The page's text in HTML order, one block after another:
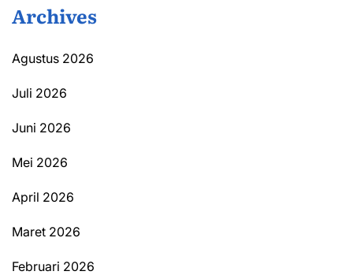
Archives
Agustus 2026
Juli 2026
Juni 2026
Mei 2026
April 2026
Maret 2026
Februari 2026